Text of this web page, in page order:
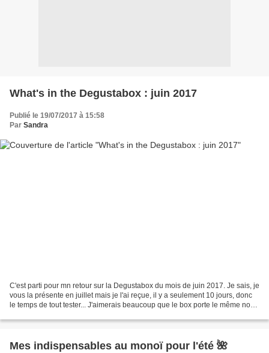
What's in the Degustabox : juin 2017
Publié le 19/07/2017 à 15:58
Par Sandra
C'est parti pour mn retour sur la Degustabox du mois de juin 2017. Je sais, je
vous la présente en juillet mais je l'ai reçue, il y a seulement 10 jours, donc
le temps de tout tester... J'aimerais beaucoup que le box porte le même nom
Mes indispensables au monoï pour l'été 🌺